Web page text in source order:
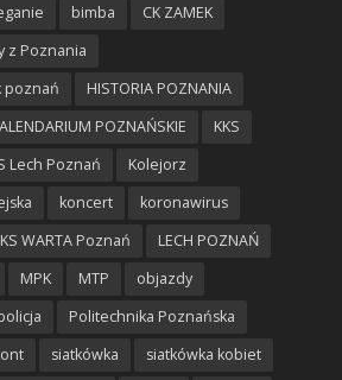
bimba
CK ZAMEK
z Poznania
poznań
HISTORIA POZNANIA
POZNAŃSKIE
KKS
Lech Poznań
Kolejorz
koncert
koronawirus
KS WARTA Poznań
LECH POZNAŃ
MPK MTP
objazdy
Politechnika Poznańska
siatkówka
siatkówka kobiet